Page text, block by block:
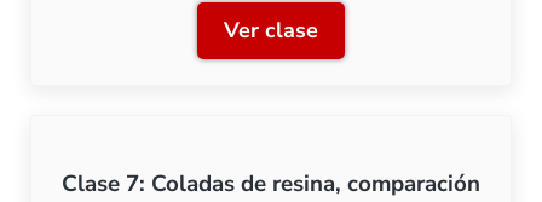
Ver claseClase 6: Creación de
Clase 7: Coladas de resina, comparación